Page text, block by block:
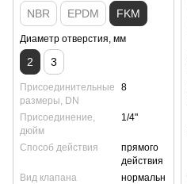
NBR EPDM FKM
Диаметр отверстия, мм
2 3
Присоединительные
размеры, DN
8
Присоединение,
дюйм
1/4"
Способ действия
прямого
действия
Вид клапана
нормальн